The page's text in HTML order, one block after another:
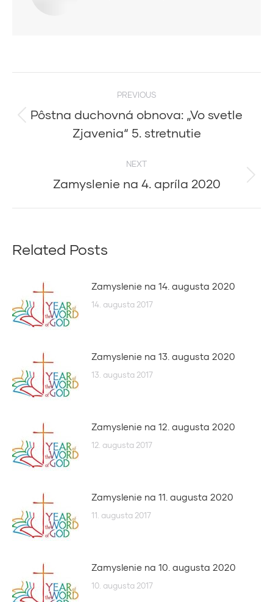
navigation
PREVIOUS
Previous
post:
Pôstna duchovná obnova: „Vo svetle
Zjavenia“ 5. stretnutie
NEXT
Next
Zamyslenie na 4. apríla 2020
Related Posts
Zamyslenie na 14. augusta 2020
14. augusta 2017
Zamyslenie na 13. augusta 2020
13. augusta 2017
Zamyslenie na 12. augusta 2020
12. augusta 2017
Zamyslenie na 11. augusta 2020
11. augusta 2017
Zamyslenie na 10. augusta 2020
10. augusta 2017